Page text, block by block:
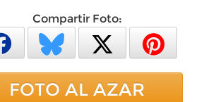
Compartir Foto:
FOTO AL AZAR